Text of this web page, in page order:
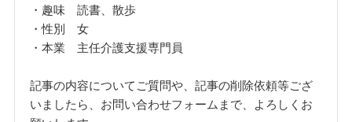
・趣味 読書、散歩
・性別 女
・本業 主任介護支援専門員
記事の内容についてご質問や、記事の削除依頼等ござ
いましたら、お問い合わせフォームまで、よろしくお